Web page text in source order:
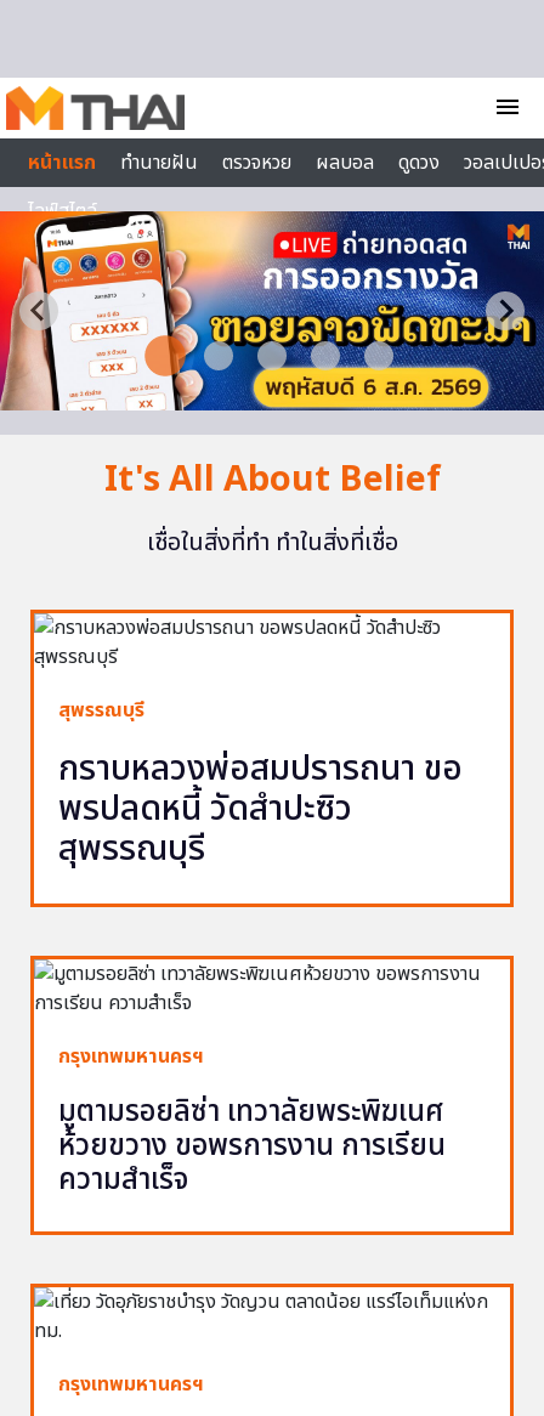
menu
หน้าแรก
ทำนายฝัน ตรวจหวย ผลบอล ดูดวง
วอลเปเป
ไลฟ์สไตล์
It's All About Belief
เชื่อในสิ่งที่ทำ ทำในสิ่งที่เชื่อ
สุพรรณบุรี
กราบหลวงพ่อสมปรารถนา ขอ
พรปลดหนี้ วัดสำปะซิว
สุพรรณบุรี
กรุงเทพมหานครฯ
มูตามรอยลิซ่า เทวาลัยพระพิฆเนศ
ห้วยขวาง ขอพรการงาน การเรียน
ความสำเร็จ
กรุงเทพมหานครฯ